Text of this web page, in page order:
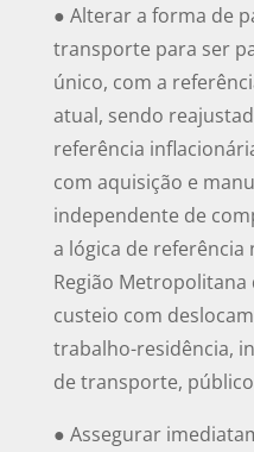
● Alterar a forma de
transporte para ser
único, com a
atual, sendo
referência
com aquisição e
independente de
a lógica de
Região Metropolitana
custeio com
trabalho-residência,
de transporte,
● Assegurar